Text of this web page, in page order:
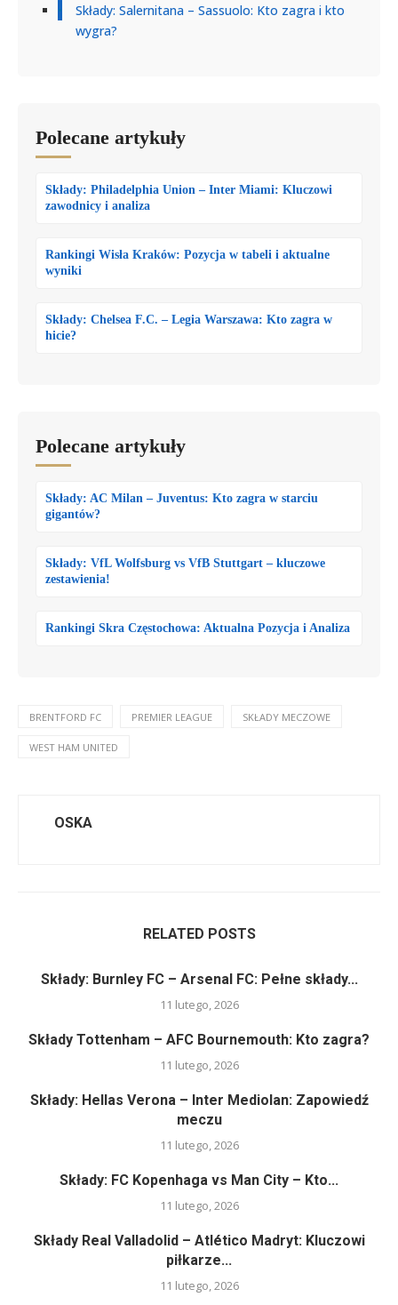
Składy: Salernitana – Sassuolo: Kto zagra i kto
wygra?
Polecane artykuły
Składy: Philadelphia Union – Inter Miami: Kluczowi
zawodnicy i analiza
Rankingi Wisła Kraków: Pozycja w tabeli i aktualne
wyniki
Składy: Chelsea F.C. – Legia Warszawa: Kto zagra w
hicie?
Polecane artykuły
Składy: AC Milan – Juventus: Kto zagra w starciu
gigantów?
Składy: VfL Wolfsburg vs VfB Stuttgart – kluczowe
zestawienia!
Rankingi Skra Częstochowa: Aktualna Pozycja i Analiza
BRENTFORD FC PREMIER LEAGUE SKŁADY MECZOWE
WEST HAM UNITED
OSKA
RELATED POSTS
Składy: Burnley FC – Arsenal FC: Pełne składy...
11 lutego, 2026
Składy Tottenham – AFC Bournemouth: Kto zagra?
11 lutego, 2026
Składy: Hellas Verona – Inter Mediolan: Zapowiedź
meczu
11 lutego, 2026
Składy: FC Kopenhaga vs Man City – Kto...
11 lutego, 2026
Składy Real Valladolid – Atlético Madryt: Kluczowi
piłkarze...
11 lutego, 2026